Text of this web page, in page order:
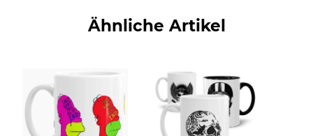
Ähnliche Artikel